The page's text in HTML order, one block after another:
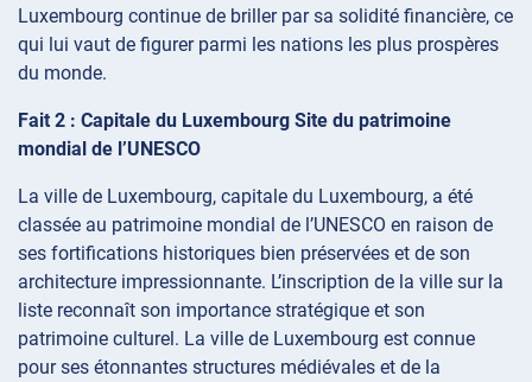
Luxembourg continue de briller par sa solidité financière, ce
qui lui vaut de figurer parmi les nations les plus prospères
du monde.
Fait 2 : Capitale du Luxembourg Site du patrimoine
mondial de l’UNESCO
La ville de Luxembourg, capitale du Luxembourg, a été
classée au patrimoine mondial de l’UNESCO en raison de
ses fortifications historiques bien préservées et de son
architecture impressionnante. L’inscription de la ville sur la
liste reconnaît son importance stratégique et son
patrimoine culturel. La ville de Luxembourg est connue
pour ses étonnantes structures médiévales et de la